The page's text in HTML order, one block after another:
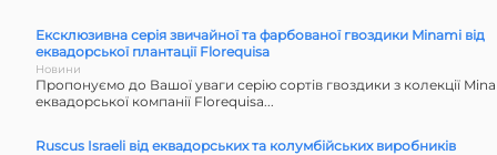
Ексклюзивна серія звичайної та фарбованої гвоздики Minami від
еквадорської плантації Florequisa
Новини
Пропонуємо до Вашої уваги серію сортів гвоздики з колекції
еквадорської компанії Florequisa...
Ruscus Israeli від еквадорських та колумбійських виробників